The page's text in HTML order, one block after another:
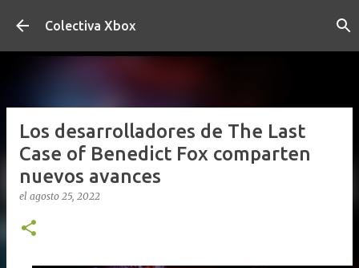
Ir al contenido principal
Colectiva Xbox
Los desarrolladores de The Last
Case of Benedict Fox comparten
nuevos avances
el agosto 25, 2022